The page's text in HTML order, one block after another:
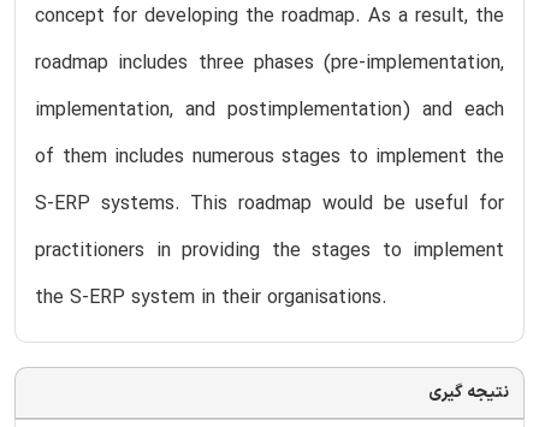
concept for developing the roadmap. As a result, the
roadmap includes three phases (pre-implementation,
implementation, and postimplementation) and each
of them includes numerous stages to implement the
S-ERP systems. This roadmap would be useful for
practitioners in providing the stages to implement
the S-ERP system in their organisations.
نتیجه گیری